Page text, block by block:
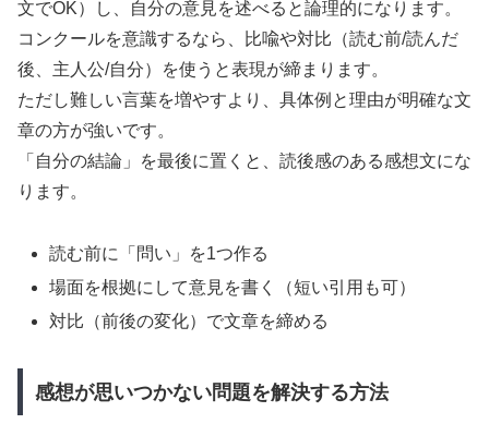
文でOK）し、自分の意見を述べると論理的になります。
コンクールを意識するなら、比喩や対比（読む前/読んだ
後、主人公/自分）を使うと表現が締まります。
ただし難しい言葉を増やすより、具体例と理由が明確な文
章の方が強いです。
「自分の結論」を最後に置くと、読後感のある感想文にな
ります。
読む前に「問い」を1つ作る
場面を根拠にして意見を書く（短い引用も可）
対比（前後の変化）で文章を締める
感想が思いつかない問題を解決する方法